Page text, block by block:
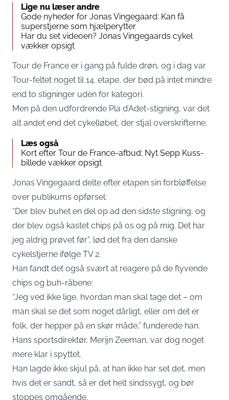
Lige nu læser andre
Gode nyheder for Jonas Vingegaard: Kan få
superstjerne som hjælperytter
Har du set videoen? Jonas Vingegaards cykel
vækker opsigt
Tour de France er i gang på fulde drøn, og i dag var
Tour-feltet noget til 14. etape, der bød på intet mindre
end to stigninger uden for kategori.
Men på den udfordrende Pla d’Adet-stigning, var det
alt andet end det cykelløbet, der stjal overskrifterne.
Læs også
Kort efter Tour de France-afbud: Nyt Sepp Kuss-
billede vækker opsigt
Jonas Vingegaard delte efter etapen sin forbløffelse
over publikums opførsel:
“Der blev buhet en del op ad den sidste stigning, og
der blev også kastet chips på os og på mig. Det har
jeg aldrig prøvet før”, lød det fra den danske
cykelstjerne ifølge TV 2.
Han fandt det også svært at reagere på de flyvende
chips og buh-råbene:
“Jeg ved ikke lige, hvordan man skal tage det – om
man skal se det som noget dårligt, eller om det er
folk, der hepper på en skør måde,” funderede han.
Hans sportsdirektør, Merijn Zeeman, var dog noget
mere klar i spyttet.
Han lagde ikke skjul på, at han ikke har set det, men
hvis det er sandt, så er det helt sindssygt, og bør
stoppes omgående.